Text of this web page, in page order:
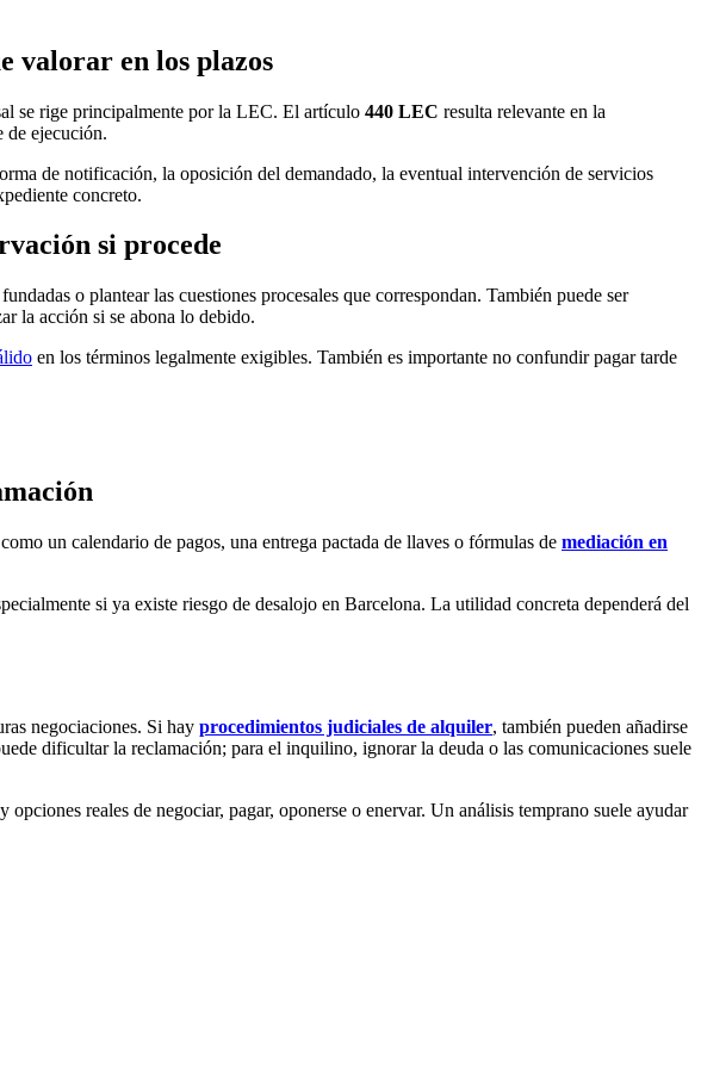
valorar en los plazos
se rige principalmente por la LEC. El artículo 440 LEC resulta relevante en la
de ejecución.
de notificación, la oposición del demandado, la eventual intervención de servicios
concreto.
si procede
o plantear las cuestiones procesales que correspondan. También puede ser
la acción si se abona lo debido.
en los términos legalmente exigibles. También es importante no confundir pagar tarde
un calendario de pagos, una entrega pactada de llaves o fórmulas de mediación en
si ya existe riesgo de desalojo en Barcelona. La utilidad concreta dependerá del
negociaciones. Si hay procedimientos judiciales de alquiler, también pueden añadirse
dificultar la reclamación; para el inquilino, ignorar la deuda o las comunicaciones suele
reales de negociar, pagar, oponerse o enervar. Un análisis temprano suele ayudar